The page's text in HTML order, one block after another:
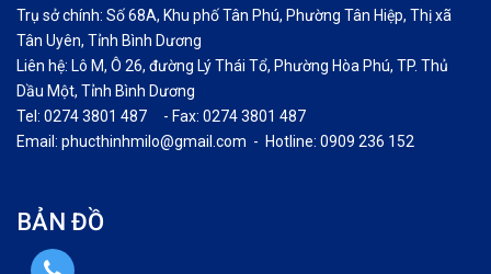
Trụ sở chính: Số 68A, Khu phố Tân Phú, Phường Tân Hiệp, Thị xã
Tân Uyên, Tỉnh Bình Dương
Liên hệ: Lô M, Ô 26, đường Lý Thái Tổ, Phường Hòa Phú, TP. Thủ
Dầu Một, Tỉnh Bình Dương
Tel: 0274 3801 487 - Fax: 0274 3801 487
Email: phucthinhmilo@gmail.com - Hotline: 0909 236 152
BẢN ĐỒ